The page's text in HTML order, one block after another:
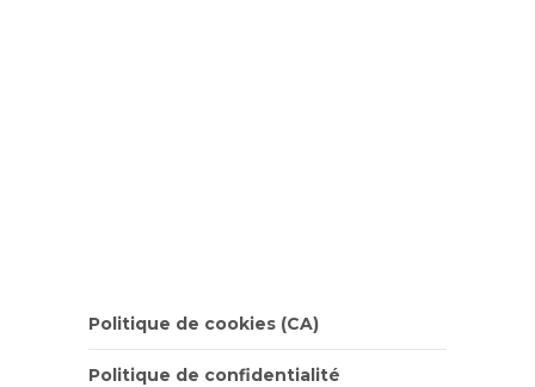
Politique de cookies (CA)
Politique de confidentialité